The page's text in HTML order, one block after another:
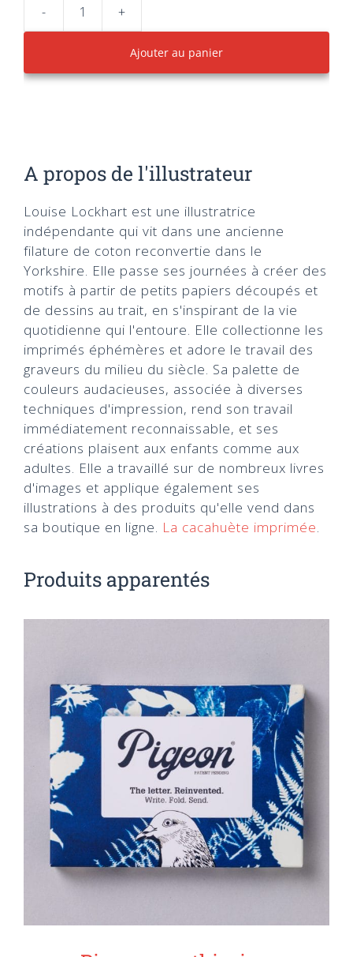
-
Pigeon
+
Ajouter au panier
A propos de l'illustrateur
Louise Lockhart est une illustratrice
indépendante qui vit dans une ancienne
filature de coton reconvertie dans le
Yorkshire. Elle passe ses journées à créer des
motifs à partir de petits papiers découpés et
de dessins au trait, en s'inspirant de la vie
quotidienne qui l'entoure. Elle collectionne les
imprimés éphémères et adore le travail des
graveurs du milieu du siècle. Sa palette de
couleurs audacieuses, associée à diverses
techniques d'impression, rend son travail
immédiatement reconnaissable, et ses
créations plaisent aux enfants comme aux
adultes. Elle a travaillé sur de nombreux livres
d'images et applique également ses
illustrations à des produits qu'elle vend dans
sa boutique en ligne. La cacahuète imprimée.
Produits apparentés